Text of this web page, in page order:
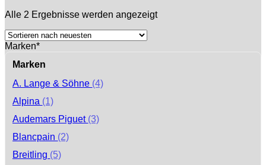
Alle 2 Ergebnisse werden angezeigtNach
Marken*
Marken
A. Lange & Söhne (4)
Alpina (1)
Audemars Piguet (3)
Blancpain (2)
Breitling (5)